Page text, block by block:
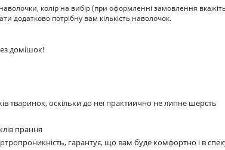
колір на вибір (при оформленні замовлення
додатково потрібну вам кількість наволочок.
домішок!
тваринок, оскільки до неї практиично не липне шерсть
прання
гарантує, що вам буде комфортно і в